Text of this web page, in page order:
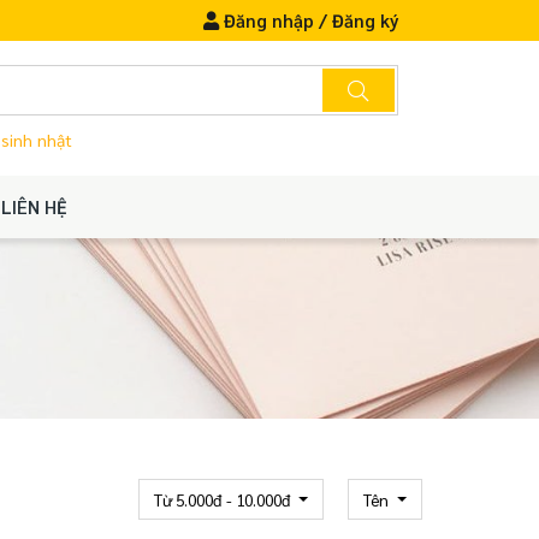
Đăng nhập / Đăng ký
nhật
LIÊN HỆ
Từ 5.000đ - 10.000đ Tên